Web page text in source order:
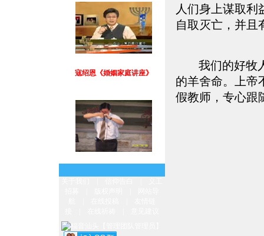
人们身上谋取利
自取灭亡，并且
我们的好牧
的羊舍命。上帝
假教师，专心跟